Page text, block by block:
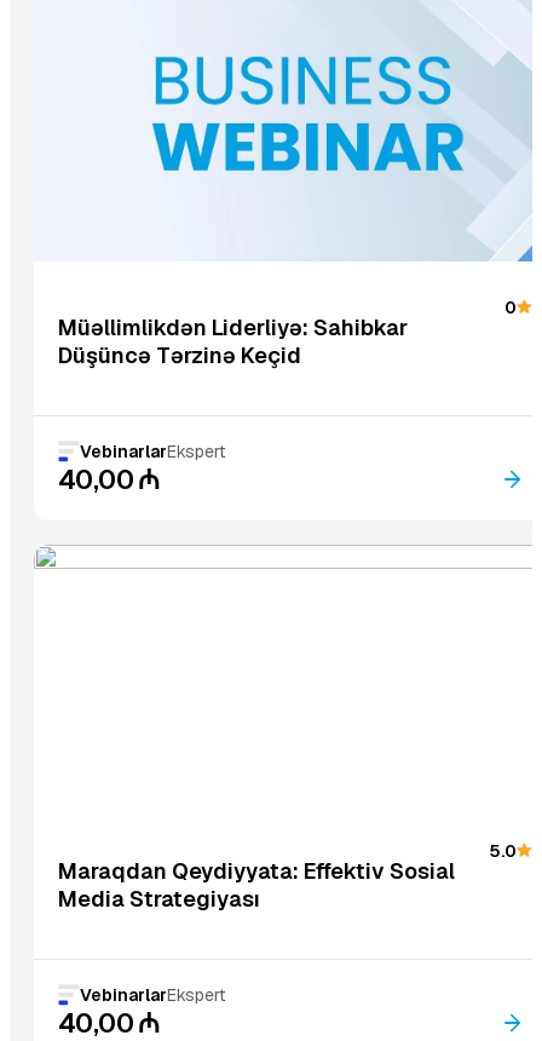
Müəllimlikdən Liderliyə: Sahibkar
Düşüncə Tərzinə Keçid
0
VebinarlarEkspert
40,00₼
Maraqdan Qeydiyyata: Effektiv Sosial
Media Strategiyası
5.0
VebinarlarEkspert
40,00₼